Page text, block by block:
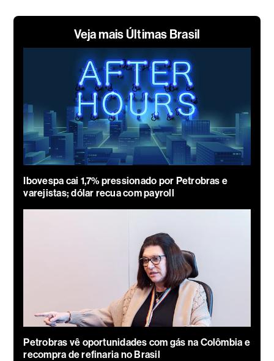
Veja mais Últimas Brasil
Ibovespa cai 1,7% pressionado por Petrobras e
varejistas; dólar recua com payroll
Petrobras vê oportunidades com gás na Colômbia e
recompra de refinaria no Brasil